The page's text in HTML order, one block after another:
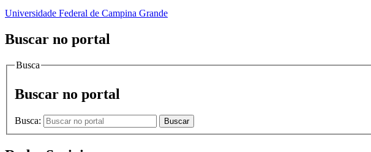
Universidade Federal de Campina Grande
Buscar no portal
Busca
Buscar no portal
Busca: Buscar